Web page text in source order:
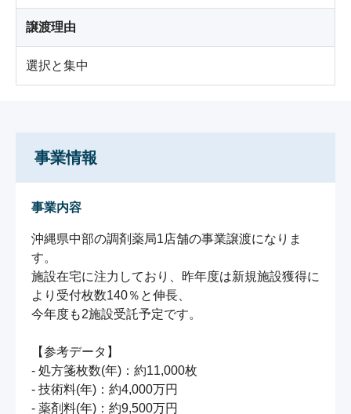
譲渡理由
選択と集中
事業情報
事業内容
沖縄県中部の調剤薬局1店舗の事業譲渡になりま
す。
施設在宅に注力しており、昨年度は新規施設獲得に
より受付枚数140％と伸長、
今年度も2施設受託予定です。
【参考データ】
- 処方箋枚数(年)：約11,000枚
- 技術料(年)：約4,000万円
- 薬剤料(年)：約9,500万円